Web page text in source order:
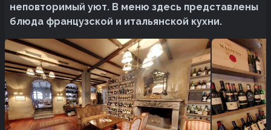
неповторимый уют. В меню здесь представлены
блюда французской и итальянской кухни.